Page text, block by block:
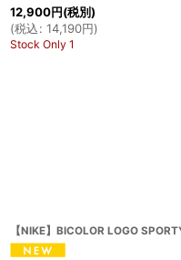
12,900円(税別)
(税込: 14,190円)
Stock Only 1
【NIKE】BICOLOR LOGO